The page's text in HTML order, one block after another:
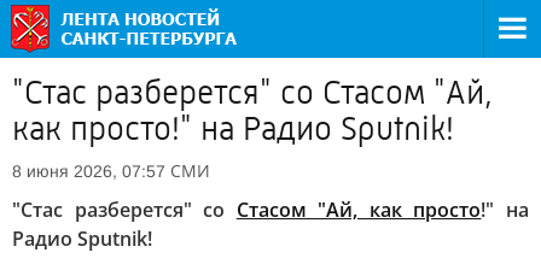
"Стас разберется" со Стасом "Ай,
как просто!" на Радио Sputnik!
8 июня 2026, 07:57 СМИ
"Стас разберется" со Стасом "Ай, как просто!" на
Радио Sputnik!